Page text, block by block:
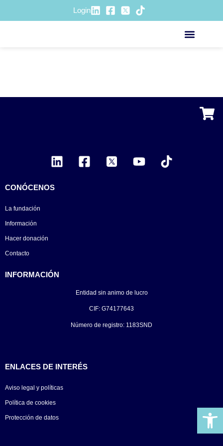
Login
CONÓCENOS
La fundación
Información
Hacer donación
Contacto
INFORMACIÓN
Entidad sin animo de lucro
CIF: G74177643
Número de registro: 1183SND
ENLACES DE INTERÉS
Aviso legal y políticas
Política de cookies
Protección de datos